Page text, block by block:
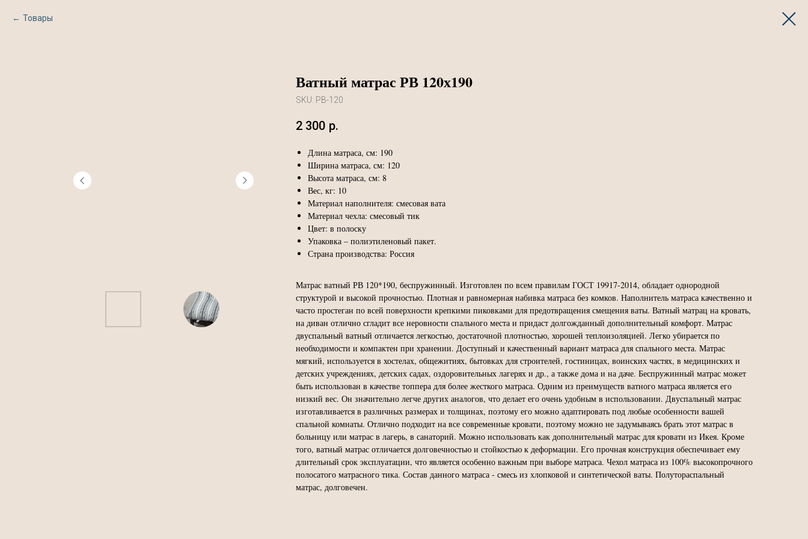
Товары
Ватный матрас РВ 120х190
SKU: РВ-120
2 300 р.
Длина матраса, см: 190
Ширина матраса, см: 120
Высота матраса, см: 8
Вес, кг: 10
Материал наполнителя: смесовая вата
Материал чехла: смесовый тик
Цвет: в полоску
Упаковка – полиэтиленовый пакет.
Страна производства: Россия
Матрас ватный РВ 120*190, беспружинный. Изготовлен по всем правилам ГОСТ 19917-2014, обладает однородной
структурой и высокой прочностью. Плотная и равномерная набивка матраса без комков. Наполнитель матраса качественно и
часто простеган по всей поверхности крепкими пиковками для предотвращения смещения ваты. Ватный матрац на кровать,
на диван отлично сгладит все неровности спального места и придаст долгожданный дополнительный комфорт. Матрас
двуспальный ватный отличается легкостью, достаточной плотностью, хорошей теплоизоляцией. Легко убирается по
необходимости и компактен при хранении. Доступный и качественный вариант матраса для спального места. Матрас
мягкий, используется в хостелах, общежитиях, бытовках для строителей, гостиницах, воинских частях, в медицинских и
детских учреждениях, детских садах, оздоровительных лагерях и др., а также дома и на даче. Беспружинный матрас может
быть использован в качестве топпера для более жесткого матраса. Одним из преимуществ ватного матраса является его
низкий вес. Он значительно легче других аналогов, что делает его очень удобным в использовании. Двуспальный матрас
изготавливается в различных размерах и толщинах, поэтому его можно адаптировать под любые особенности вашей
спальной комнаты. Отлично подходит на все современные кровати, поэтому можно не задумываясь брать этот матрас в
больницу или матрас в лагерь, в санаторий. Можно использовать как дополнительный матрас для кровати из Икея. Кроме
того, ватный матрас отличается долговечностью и стойкостью к деформации. Его прочная конструкция обеспечивает ему
длительный срок эксплуатации, что является особенно важным при выборе матраса. Чехол матраса из 100% высокопрочного
полосатого матрасного тика. Состав данного матраса - смесь из хлопковой и синтетической ваты. Полутораспальный
матрас, долговечен.